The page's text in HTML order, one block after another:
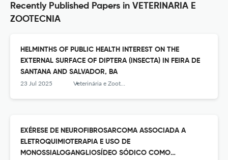
Recently Published Papers in VETERINARIA E
ZOOTECNIA
HELMINTHS OF PUBLIC HEALTH INTEREST ON THE
EXTERNAL SURFACE OF DIPTERA (INSECTA) IN FEIRA DE
SANTANA AND SALVADOR, BA
23 Jul 2025 Veterinária e Zootecnia
EXÉRESE DE NEUROFIBROSARCOMA ASSOCIADA A
ELETROQUIMIOTERAPIA E USO DE
MONOSSIALOGANGLIOSÍDEO SÓDICO COMO